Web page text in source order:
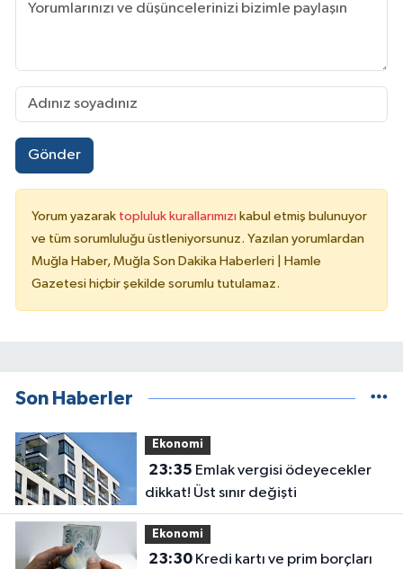
Gönder
Yorum yazarak topluluk kurallarımızı kabul etmiş bulunuyor
ve tüm sorumluluğu üstleniyorsunuz. Yazılan yorumlardan
Muğla Haber, Muğla Son Dakika Haberleri | Hamle
Gazetesi hiçbir şekilde sorumlu tutulamaz.
Son Haberler
Ekonomi
23:35
dikkat! Üst sınır değişti
Ekonomi
23:30Kredi kartı ve prim borçları